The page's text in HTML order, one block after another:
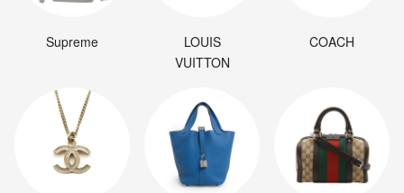
Supreme
LOUIS
VUITTON
COACH